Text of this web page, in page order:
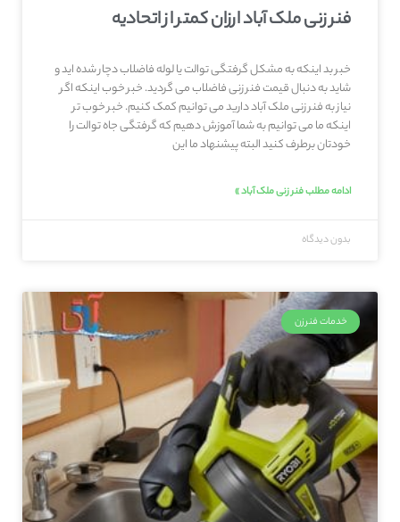
فنر زنی ملک آباد ارزان کمتر از اتحادیه
خبر بد اینکه به مشکل گرفتگی توالت یا لوله فاضلاب دچار شده اید و
شاید به دنبال قیمت فنر زنی فاضلاب می گردید. خبر خوب اینکه اگر
نیاز به فنر زنی ملک آباد دارید می توانیم کمک کنیم. خبر خوب تر
اینکه ما می توانیم به شما آموزش دهیم که گرفتگی جاه توالت را
خودتان برطرف کنید البته پیشنهاد ما این
ادامه مطلب فنر زنی ملک آباد »
بدون دیدگاه
خدمات فنرزن